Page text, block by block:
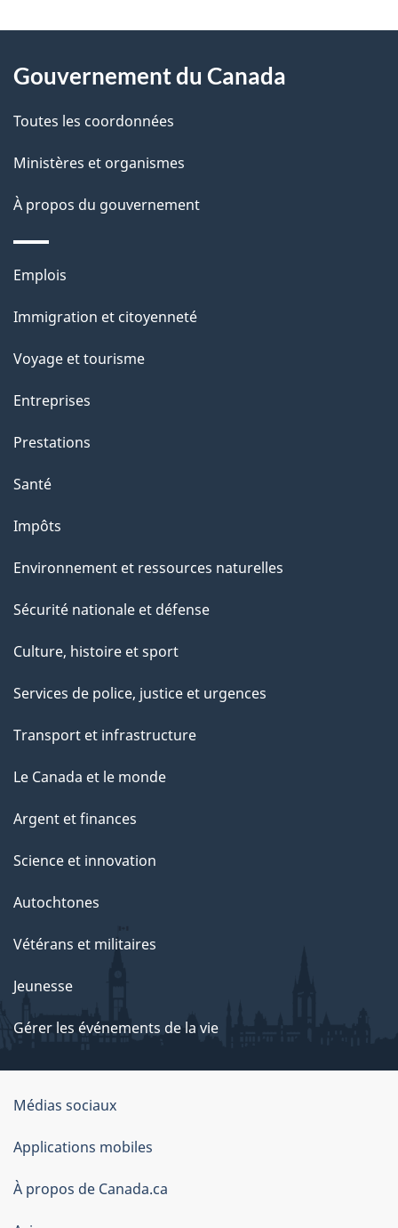
i
l
s
d
e
l
a
p
a
g
e
propos
de
ce
site
Gouvernement du Canada
Toutes les coordonnées
Ministères et organismes
À propos du gouvernement
Thèmes
sujets
Emplois
Immigration et citoyenneté
Voyage et tourisme
Entreprises
Prestations
Santé
Impôts
Environnement et ressources naturelles
Sécurité nationale et défense
Culture, histoire et sport
Services de police, justice et urgences
Transport et infrastructure
Le Canada et le monde
Argent et finances
Science et innovation
Autochtones
Vétérans et militaires
Jeunesse
Gérer les événements de la vie
Organisation
du
gouvernement
du
Canada
Médias sociaux
Applications mobiles
À propos de Canada.ca